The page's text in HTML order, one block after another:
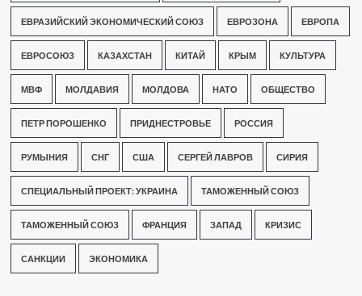
ЕВРАЗИЙСКИЙ ЭКОНОМИЧЕСКИЙ СОЮЗ ЕВРОЗОНА ЕВРОПА
ЕВРОСОЮЗ КАЗАХСТАН КИТАЙ КРЫМ КУЛЬТУРА
МВФ МОЛДАВИЯ МОЛДОВА НАТО ОБЩЕСТВО
ПЕТР ПОРОШЕНКО ПРИДНЕСТРОВЬЕ РОССИЯ
РУМЫНИЯ СНГ США СЕРГЕЙ ЛАВРОВ СИРИЯ
СПЕЦИАЛЬНЫЙ ПРОЕКТ: УКРАИНА ТАМОЖЕННЫЙ СОЮЗ
ТАМОЖЕННЫЙ СОЮЗ ФРАНЦИЯ ЗАПАД КРИЗИС
САНКЦИИ ЭКОНОМИКА